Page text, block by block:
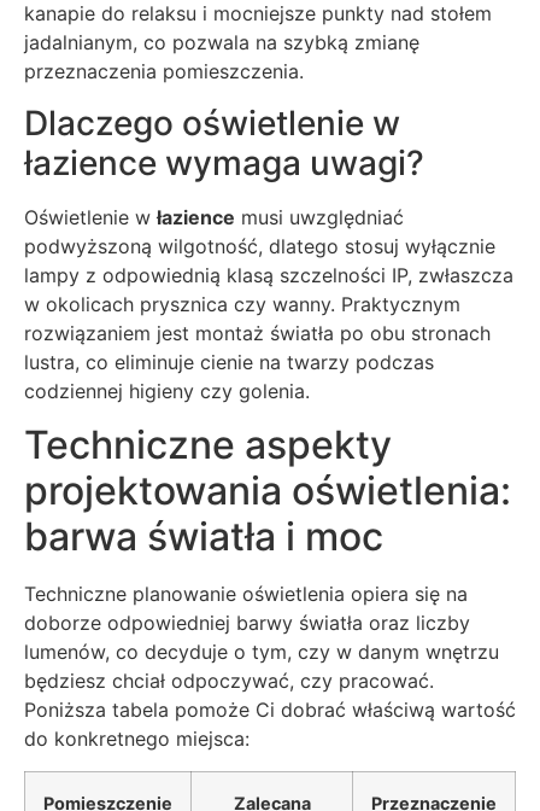
kanapie do relaksu i mocniejsze punkty nad stołem
jadalnianym, co pozwala na szybką zmianę
przeznaczenia pomieszczenia.
Dlaczego oświetlenie w
łazience wymaga uwagi?
Oświetlenie włazience musi uwzględniać
podwyższoną wilgotność, dlatego stosuj wyłącznie
lampy z odpowiednią klasą szczelności IP, zwłaszcza
w okolicach prysznica czy wanny. Praktycznym
rozwiązaniem jest montaż światła po obu stronach
lustra, co eliminuje cienie na twarzy podczas
codziennej higieny czy golenia.
Techniczne aspekty
projektowania oświetlenia:
barwa światła i moc
Techniczne planowanie oświetlenia opiera się na
doborze odpowiedniej barwy światła oraz liczby
lumenów, co decyduje o tym, czy w danym wnętrzu
będziesz chciał odpoczywać, czy pracować.
Poniższa tabela pomoże Ci dobrać właściwą wartość
do konkretnego miejsca:
Pomieszczenie
Zalecana
Przeznaczenie